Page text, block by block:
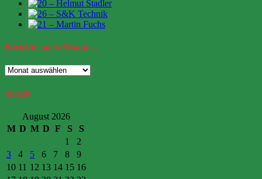
Berichte nach Monat…
Berichte
Monat…
Archiv
August 2026
M D M D F S
S
1
2
3
4 5 6 7 8
9
10 11 12 13 14 15 16